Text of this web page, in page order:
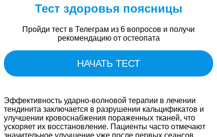
Тест здоровья поясницы
Пройди тест в Телеграм из 6 вопросов и получи
рекомендацию от остеопата
НАЧАТЬ ТЕСТ
Эффективность ударно-волновой терапии в лечении
тендинита заключается в разрушении кальцификатов и
улучшении кровоснабжения пораженных тканей, что
ускоряет их восстановление. Пациенты часто отмечают
значительное улучшение уже после первых сеансов.